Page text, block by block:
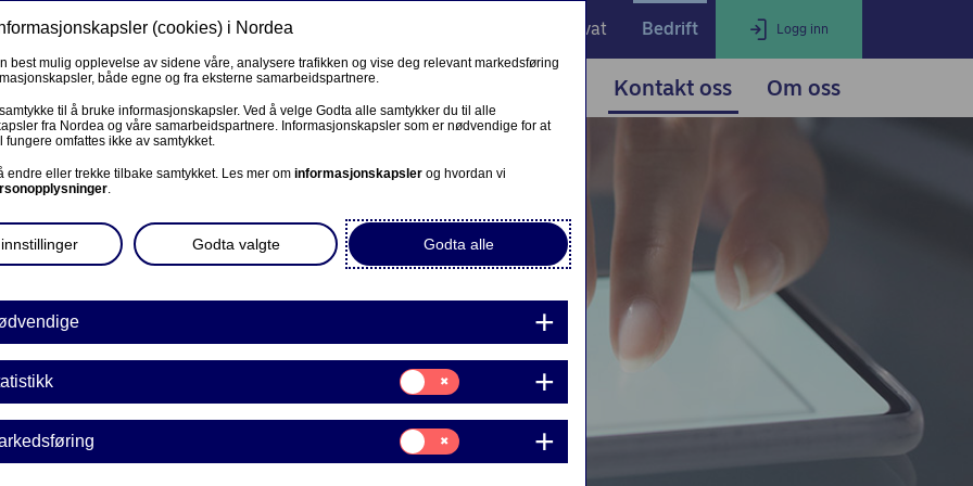
Privat Bedrift Logg inn
LOGG INN
Logg inn for signering, rentebrev og
Kontakt og meldinger
Logg inn for å se løpende avtaler
Mine sider
Kundeportal Equipment kunder
BEDRIFT
Kundeportalen
Kjenn din kunde - Ny finansiering
Factoring Online
Factoring Online Bank ID/Nordea ID
Online lagersystem
Bedriftens dokumenter
Produkter og tjenester Kontakt oss Om oss
for
passer for selskapet
(cookies) i Nordea
best mulig opplevelse av sidene våre, analysere trafikken og vise deg relevant markedsføring
både egne og fra eksterne samarbeidspartnere.
til å bruke informasjonskapsler. Ved å velge Godta alle samtykker du til alle
fra Nordea og våre samarbeidspartnere. Informasjonskapsler som er nødvendige for at
fungere omfattes ikke av samtykket.
endre eller trekke tilbake samtykket. Les mer om informasjonskapsler og hvordan vi
.
Godta alle
Godta valgte
Samtykke
til:
Statistikk
Samtykke
til:
Markedsføring